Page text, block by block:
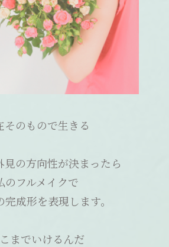
そのもので生きる
見の方向性が決まったら
のフルメイクで
完成形を表現します。
までいけるんだ